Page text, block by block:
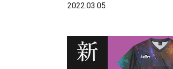
2022.03.05